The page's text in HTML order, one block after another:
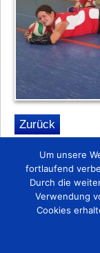
Zurück
Startseite Kontakt
Um unsere
fortlaufend
Durch die
Verwendung
Cookies